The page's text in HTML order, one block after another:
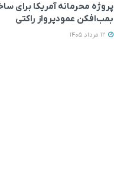
پروژه محرمانه آمریکا برای
بمب‌افکن عمودپرواز راکتی